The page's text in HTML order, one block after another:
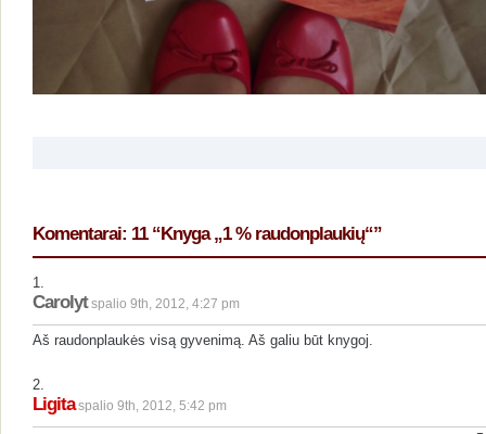
Komentarai: 11 “Knyga „1 % raudonplaukių“”
1.
Carolyt spalio 9th, 2012, 4:27 pm
Aš raudonplaukės visą gyvenimą. Aš galiu būt knygoj.
2.
Ligita spalio 9th, 2012, 5:42 pm